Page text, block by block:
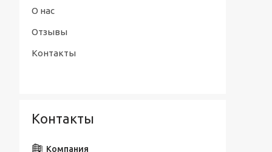
О нас
Отзывы
Контакты
Контакты